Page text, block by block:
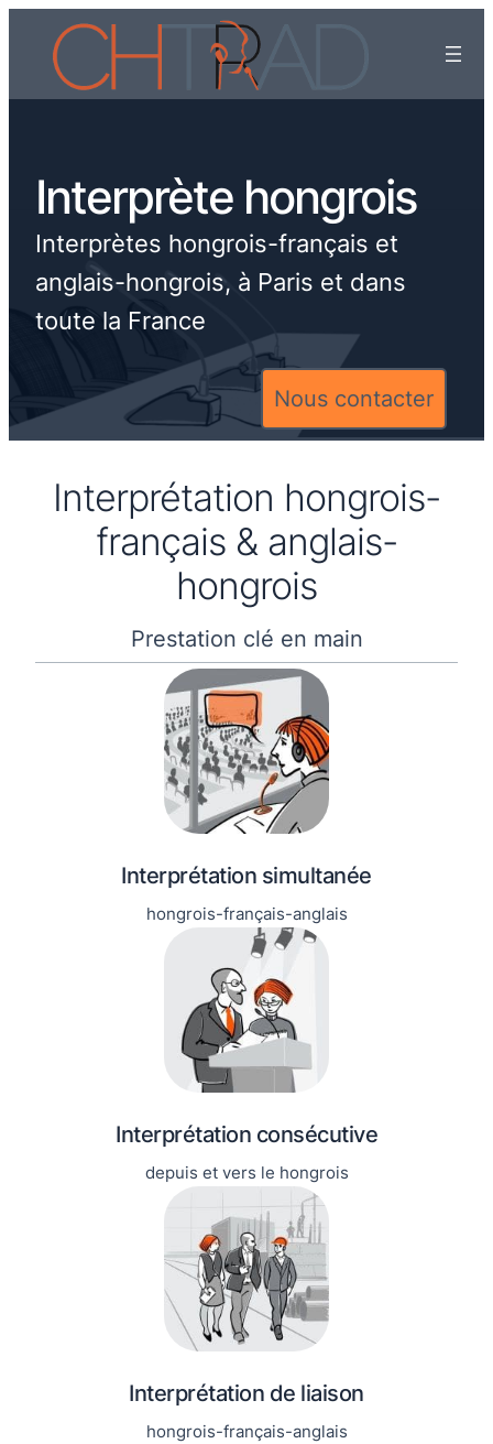
Interprète hongrois
Interprètes hongrois-français et
anglais-hongrois, à Paris et dans
toute la France
Nous contacter
Interprétation hongrois-
français & anglais-
hongrois
Prestation clé en main
Interprétation simultanée
hongrois-français-anglais
Interprétation consécutive
depuis et vers le hongrois
Interprétation de liaison
hongrois-français-anglais